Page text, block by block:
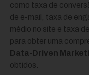
como taxa de
de e-mail, taxa de
médio no site e taxa
para obter uma
Data-Driven
obtidos.